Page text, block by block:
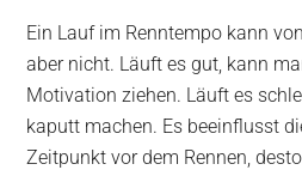
Ein Lauf im Renntempo kann
aber nicht. Läuft es gut, kann
Motivation ziehen. Läuft es
kaputt machen. Es beeinflusst
Zeitpunkt vor dem Rennen,